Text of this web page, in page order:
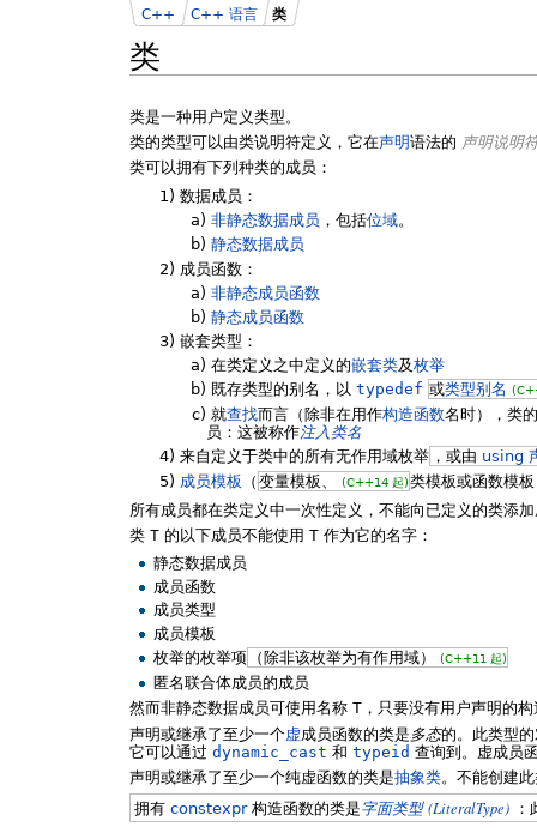
类
C++ C++ 语言 类
类是一种用户定义类型。
类的类型可以由类说明符定义，它在声明语法的 声明说明
类可以拥有下列种类的成员：
1) 数据成员：
a) 非静态数据成员 ，包括位域。
b) 静态数据成员
2) 成员函数：
a) 非静态成员函数
b) 静态成员函数
3) 嵌套类型：
a) 在类定义之中定义的嵌套类及枚举
b) 既存类型的别名，以 typedef 或类型别名
c) 就查找而言（除非在用作构造函数名时），类
员：这被称作注入类名
4) 来自定义于类中的所有无作用域枚举 ，或由 using
5) 成员模板 （ 变量模板、 (C++14 起)类模板或函数模
所有成员都在类定义中一次性定义，不能向已定义的类添
类 T 的以下成员不能使用 T 作为它的名字：
静态数据成员
成员函数
成员类型
成员模板
枚举的枚举项
（除非该枚举为有作用域） (C++11 起)
匿名联合体成员的成员
然而非静态数据成员可使用名称 T ，只要没有用户声明的
声明或继承了至少一个虚成员函数的类是 多态的。此类型
它可以通过 dynamic_cast 和 typeid 查询到。虚成员
声明或继承了至少一个纯虚函数的类是抽象类。不能创建
拥有 constexpr构造函数的类是字面类型 (LiteralType)